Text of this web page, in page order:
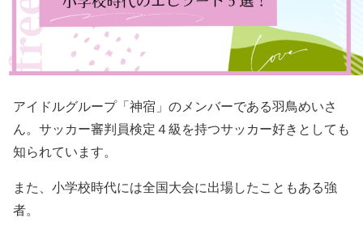
アイドルグループ「神宿」のメンバーである羽鳥めいさ
ん。サッカー審判員検定４級を持つサッカー好きとしても
知られています。
また、小学校時代には全国大会に出場したこともある強
者。